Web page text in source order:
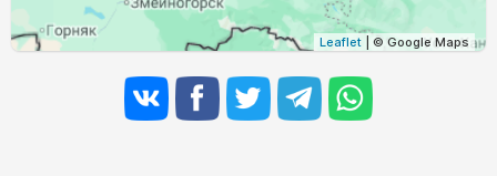
Leaflet | © Google Maps